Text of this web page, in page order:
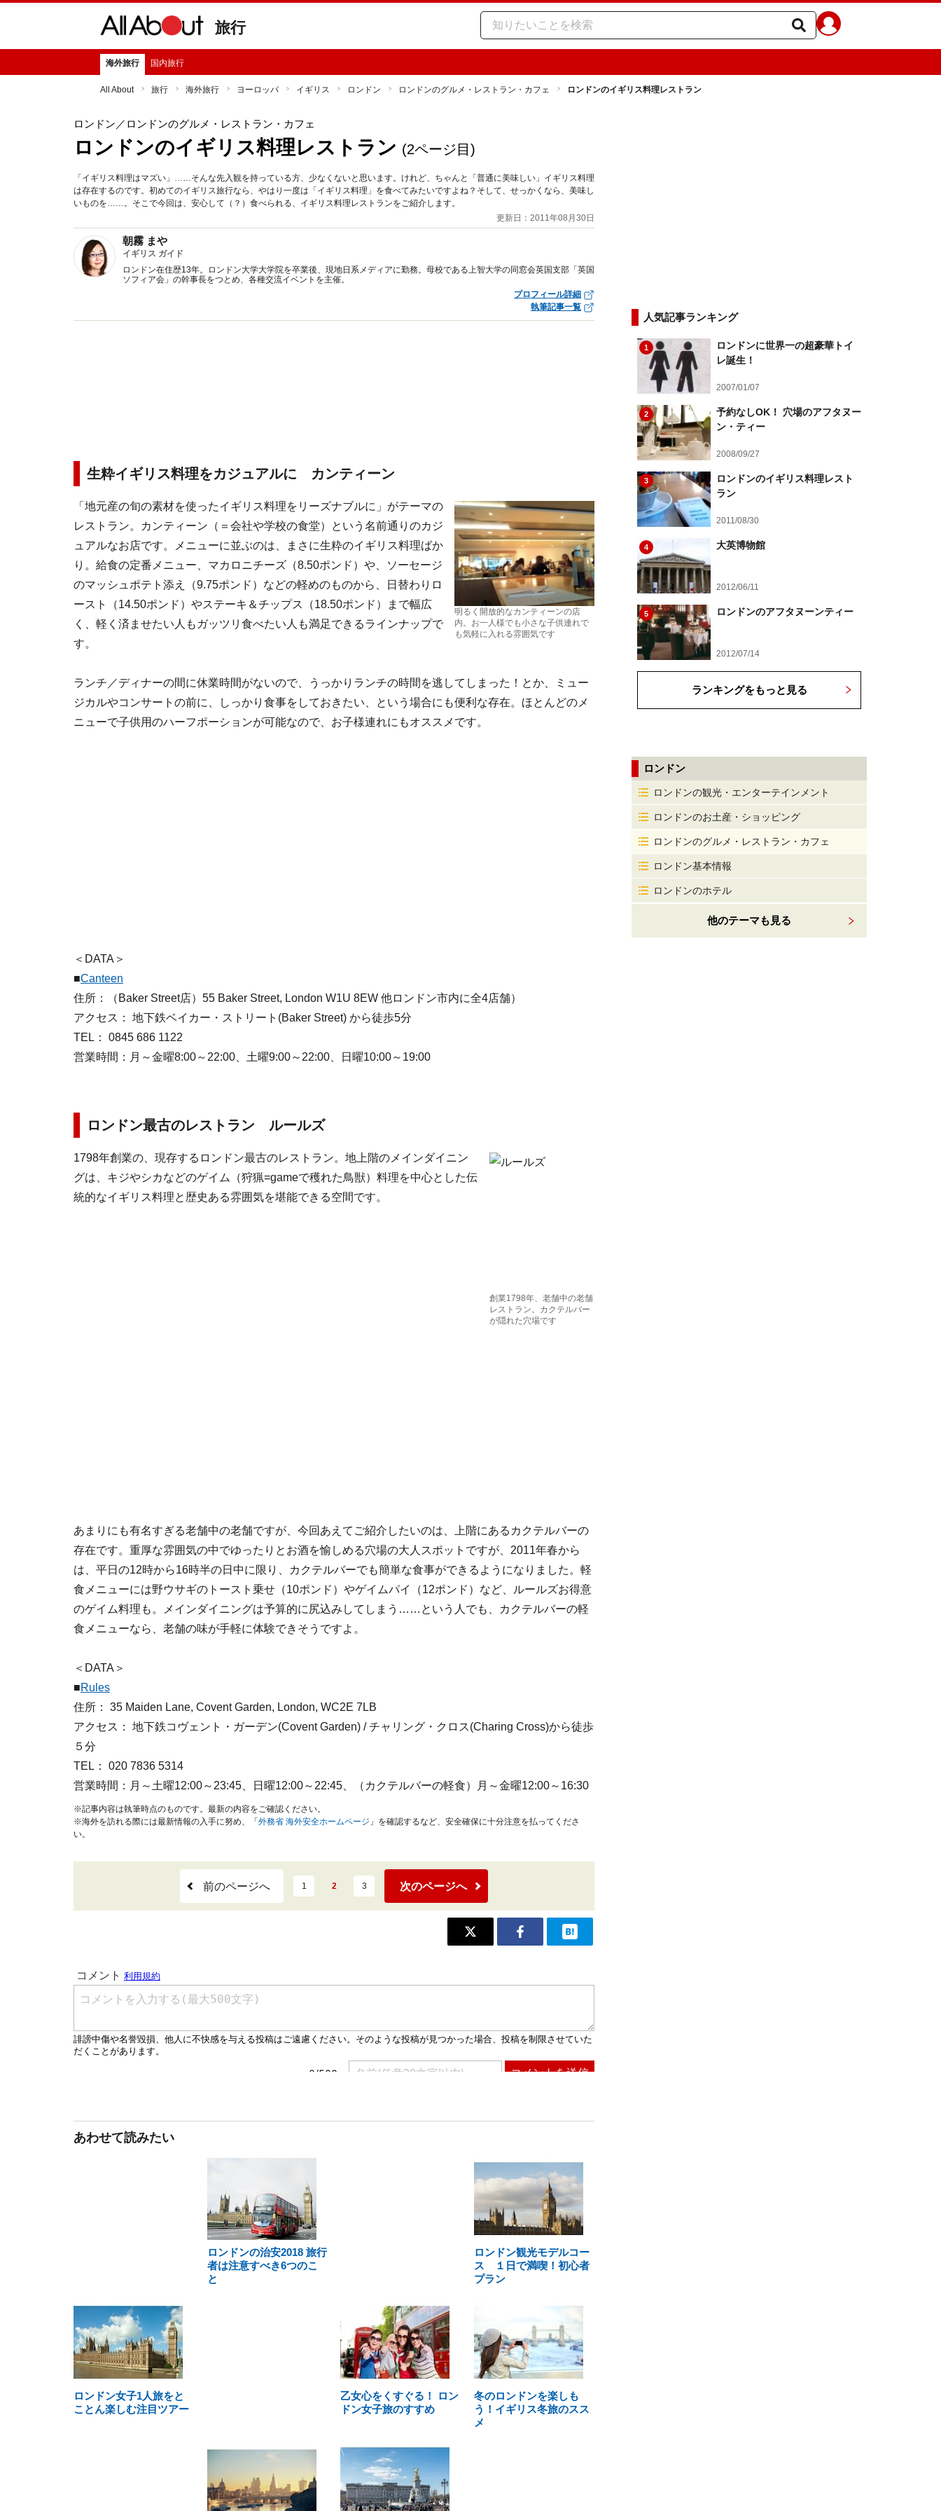
旅行
海外旅行 国内旅行
All About 旅行 海外旅行 ヨーロッパ イギリス ロンドン ロンドンのグルメ・レストラン・カフェ ロンドンのイギリス料理レストラン
ロンドン ／ロンドンのグルメ・レストラン・カフェ
ロンドンのイギリス料理レストラン (2ページ目)
「イギリス料理はマズい」……そんな先入観を持っている方、少なくないと思います。けれど、ちゃんと「普通に美味しい」イギリス料理
は存在するのです。初めてのイギリス旅行なら、やはり一度は「イギリス料理」を食べてみたいですよね？そして、せっかくなら、美味し
いものを……。そこで今回は、安心して（？）食べられる、イギリス料理レストランをご紹介します。
更新日：2011年08月30日
朝霧 まや
イギリス ガイド
ロンドン在住歴13年。ロンドン大学大学院を卒業後、現地日系メディアに勤務。母校である上智大学の同窓会英国支部「英国
ソフィア会」の幹事長をつとめ、各種交流イベントを主催。
プロフィール詳細
執筆記事一覧
生粋イギリス料理をカジュアルに カンティーン
明るく開放的なカンティーンの店
内。お一人様でも小さな子供連れで
も気軽に入れる雰囲気です
「地元産の旬の素材を使ったイギリス料理をリーズナブルに」がテーマの
レストラン。カンティーン（＝会社や学校の食堂）という名前通りのカジ
ュアルなお店です。メニューに並ぶのは、まさに生粋のイギリス料理ばか
り。給食の定番メニュー、マカロニチーズ（8.50ポンド）や、ソーセージ
のマッシュポテト添え（9.75ポンド）などの軽めのものから、日替わりロ
ースト（14.50ポンド）やステーキ＆チップス（18.50ポンド）まで幅広
く、軽く済ませたい人もガッツリ食べたい人も満足できるラインナップで
す。
ランチ／ディナーの間に休業時間がないので、うっかりランチの時間を逃してしまった！とか、ミュー
ジカルやコンサートの前に、しっかり食事をしておきたい、という場合にも便利な存在。ほとんどのメ
ニューで子供用のハーフポーションが可能なので、お子様連れにもオススメです。
＜DATA＞
■Canteen
住所：（Baker Street店）55 Baker Street, London W1U 8EW 他ロンドン市内に全4店舗）
アクセス： 地下鉄ベイカー・ストリート(Baker Street) から徒歩5分
TEL： 0845 686 1122
営業時間：月～金曜8:00～22:00、土曜9:00～22:00、日曜10:00～19:00
ロンドン最古のレストラン ルールズ
創業1798年、老舗中の老舗
レストラン。カクテルバー
が隠れた穴場です
1798年創業の、現存するロンドン最古のレストラン。地上階のメインダイニン
グは、キジやシカなどのゲイム（狩猟=gameで穫れた鳥獣）料理を中心とした伝
統的なイギリス料理と歴史ある雰囲気を堪能できる空間です。
あまりにも有名すぎる老舗中の老舗ですが、今回あえてご紹介したいのは、上階にあるカクテルバーの
存在です。重厚な雰囲気の中でゆったりとお酒を愉しめる穴場の大人スポットですが、2011年春から
は、平日の12時から16時半の日中に限り、カクテルバーでも簡単な食事ができるようになりました。軽
食メニューには野ウサギのトースト乗せ（10ポンド）やゲイムパイ（12ポンド）など、ルールズお得意
のゲイム料理も。メインダイニングは予算的に尻込みしてしまう……という人でも、カクテルバーの軽
食メニューなら、老舗の味が手軽に体験できそうですよ。
＜DATA＞
■Rules
住所： 35 Maiden Lane, Covent Garden, London, WC2E 7LB
アクセス： 地下鉄コヴェント・ガーデン(Covent Garden) / チャリング・クロス(Charing Cross)から徒歩
５分
TEL： 020 7836 5314
営業時間：月～土曜12:00～23:45、日曜12:00～22:45、（カクテルバーの軽食）月～金曜12:00～16:30
※記事内容は執筆時点のものです。最新の内容をご確認ください。
※海外を訪れる際には最新情報の入手に努め、「 外務省 海外安全ホームページ 」を確認するなど、安全確保に十分注意を払ってくださ
い。
前のページへ 1 2 3 次のページへ
あわせて読みたい
ロンドンの治安2018 旅行
者は注意すべき6つのこ
と
ロンドン観光モデルコー
ス １日で満喫！初心者
プラン
ロンドン女子1人旅をと
ことん楽しむ注目ツアー
乙女心をくすぐる！ ロン
ドン女子旅のすすめ
冬のロンドンを楽しも
う！イギリス冬旅のスス
メ
人気記事ランキング
1
ロンドンに世界一の超豪華トイ
レ誕生！
2007/01/07
2
予約なしOK！ 穴場のアフタヌー
ン・ティー
2008/09/27
3
ロンドンのイギリス料理レスト
ラン
2011/08/30
4 大英博物館
2012/06/11
5 ロンドンのアフタヌーンティー
2012/07/14
ランキングをもっと見る
ロンドン
ロンドンの観光・エンターテインメント
ロンドンのお土産・ショッピング
ロンドンのグルメ・レストラン・カフェ
ロンドン基本情報
ロンドンのホテル
他のテーマも見る